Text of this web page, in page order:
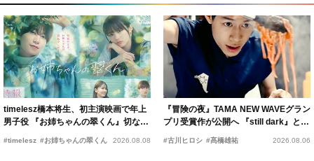
timelesz橋本将生、初主演映画で年上
男子役 『お姉ちゃんの翠くん』切ない
恋の幕開けを予感
#timelesz #お姉ちゃんの翠くん 2026.08.08
『冒険の夜』TAMA NEW WAVEグラン
プリ受賞作が公開へ 『still dark』と同
時上映決定
#古川ヒロシ #髙橋雄祐 2026.08.06